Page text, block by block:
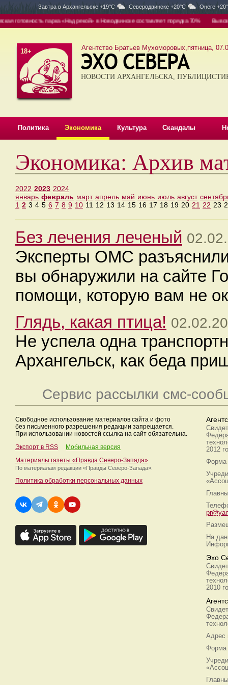
Завтра в Архангельске +19°C Северодвинске +20°C Онеге
готовность парка «Над рекой» в Новодвинске составляет порядка 70% Вывоз —
18+ Агентство Братьев Мухоморовых,пятница,
НОВОСТИ АРХАНГЕЛЬСКА,
Политика Экономика Культура Скандалы
Экономика: Архив
2022 2023 2024
январь февраль март апрель май июнь июль август
1 2 3 4 5 6 7 8 9 10 11 12 13 14 15 16 17 18 19 20 21 22 23
Без лечения леченый
Эксперты ОМС
вы обнаружили на сайте
помощи, которую вам не
Глядь, какая птица!
Не успела одна
Архангельск, как беда
Сервис рассылки смс-
Свободное использование материалов сайта и фото
без письменного разрешения редакции запрещается.
При использовании новостей ссылка на сайт обязательна.
Экспорт в RSS
Мобильная версия
Материалы газеты «Правда Северо-Запада»
По материалам редакции «Правды Северо-Запада».
Политика обработки персональных данных
2012
Форма
На
Эхо
2010
Адрес
Форма